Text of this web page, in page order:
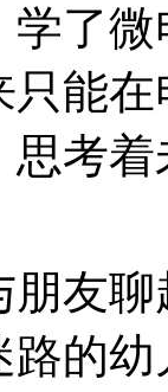
了
能
考
聊
的